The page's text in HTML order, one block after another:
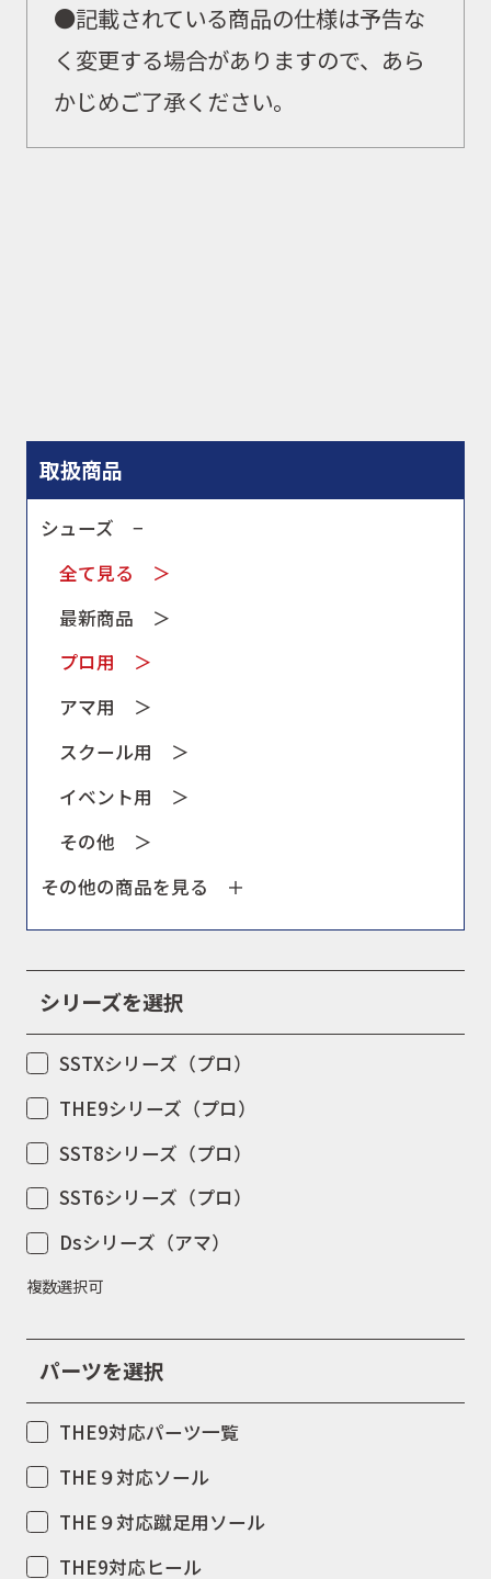
取扱店舗
WEBショップ
お問合せ
会社概要
取扱商品
シューズ −
全て見る ＞
最新商品 ＞
プロ用 ＞
アマ用 ＞
スクール用 ＞
イベント用 ＞
その他 ＞
その他の商品を見る ＋
シリーズを選択
SSTXシリーズ（プロ）
THE9シリーズ（プロ）
SST8シリーズ（プロ）
SST6シリーズ（プロ）
Dsシリーズ（アマ）
複数選択可
パーツを選択
THE9対応パーツ一覧
THE９対応ソール
THE９対応蹴足用ソール
THE9対応ヒール
●記載されている商品の仕様は予告な
く変更する場合がありますので、あら
かじめご了承ください。